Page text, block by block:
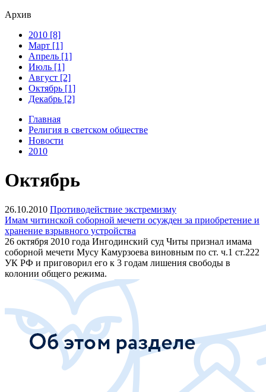
Архив
2010 [8]
Март [1]
Апрель [1]
Июль [1]
Август [2]
Октябрь [1]
Декабрь [2]
Главная
Религия в светском обществе
Новости
2010
Октябрь
26.10.2010 Противодействие экстремизму
Имам читинской соборной мечети осужден за приобретение и
хранение взрывного устройства
26 октября 2010 года Ингодинский суд Читы признал имама
соборной мечети Мусу Камурзоева виновным по ст. ч.1 ст.222
УК РФ и приговорил его к 3 годам лишения свободы в
колонии общего режима.